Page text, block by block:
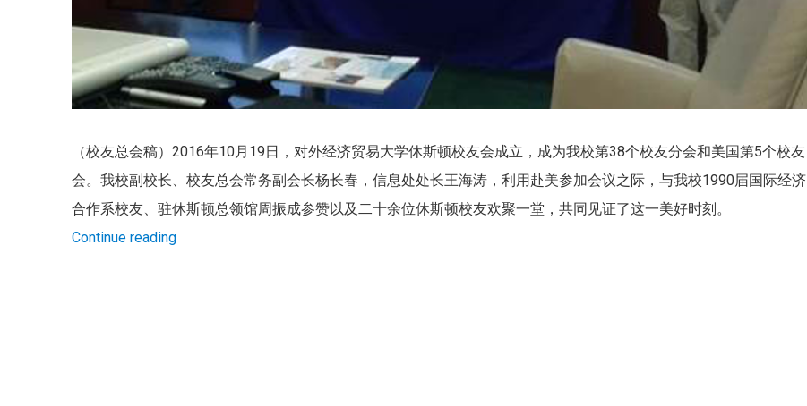
（校友总会稿）2016年10月19日，对外经济贸易大学休斯顿校友会成立，成为我校第38个校友分会和美国第5个校友
会。我校副校长、校友总会常务副会长杨长春，信息处处长王海涛，利用赴美参加会议之际，与我校1990届国际经济
合作系校友、驻休斯顿总领馆周振成参赞以及二十余位休斯顿校友欢聚一堂，共同见证了这一美好时刻。
Continue reading